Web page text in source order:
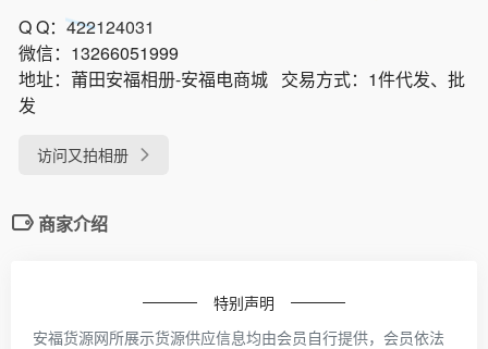
Q Q：422124031
微信： 13266051999
地址： 莆田安福相册-安福电商城 交易方式： 1件代发、批
发
访问又拍相册
商家介绍
特别声明
安福货源网所展示货源供应信息均由会员自行提供，会员依法